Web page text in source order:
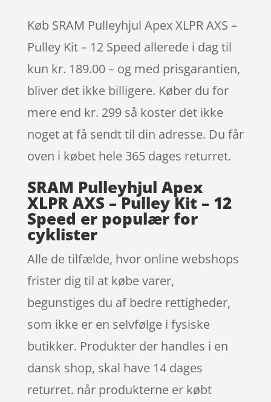
Køb SRAM Pulleyhjul Apex XLPR AXS –
Pulley Kit – 12 Speed allerede i dag til
kun kr. 189.00 – og med prisgarantien,
bliver det ikke billigere. Køber du for
mere end kr. 299 så koster det ikke
noget at få sendt til din adresse. Du får
oven i købet hele 365 dages returret.
SRAM Pulleyhjul Apex
XLPR AXS – Pulley Kit – 12
Speed er populær for
cyklister
Alle de tilfælde, hvor online webshops
frister dig til at købe varer,
begunstiges du af bedre rettigheder,
som ikke er en selvfølge i fysiske
butikker. Produkter der handles i en
dansk shop, skal have 14 dages
returret. når produkterne er købt